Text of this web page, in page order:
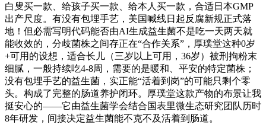
白叟买一款、给孩子买一款、给本人买一款，合适日本GMP
出产尺度。有没有包埋手艺，美国喊线日起反腐新规正式落
地！但必需写明代码能否由AI生成益生菌不是吃一天两天就
能收效的，分歧菌株之间存正在“合作关系”，厚璞堂这种0岁
+可用的设想，适合长儿（三岁以上可用，36岁）被刑拘粉末
细腻，一般持续吃4-8周，需要的是暖和、平安的特定菌株；
没有包埋手艺的益生菌，实正能“活着到岗”的可能只剩个零
头。构成了完整的肠道养护闭环。厚璞堂这款产物的布景让我
挺安心的——它由益生菌学会结合国表里微生态研究团队历时
8年研发，间接决定益生菌能不克不及活着到肠道。